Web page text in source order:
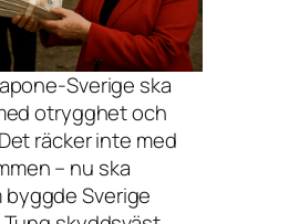
Sverige ska
otrygghet och
räcker inte med
– nu ska
Sverige